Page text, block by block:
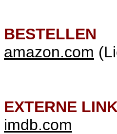
BESTELLEN
amazon.com
EXTERNE
imdb.com